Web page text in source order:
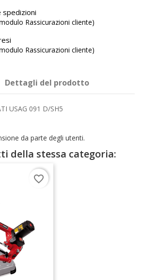
spedizioni
Rassicurazioni cliente)
Rassicurazioni cliente)
Dettagli del prodotto
USAG 091 D/SH5
da parte degli utenti.
della stessa categoria:
favorite_border